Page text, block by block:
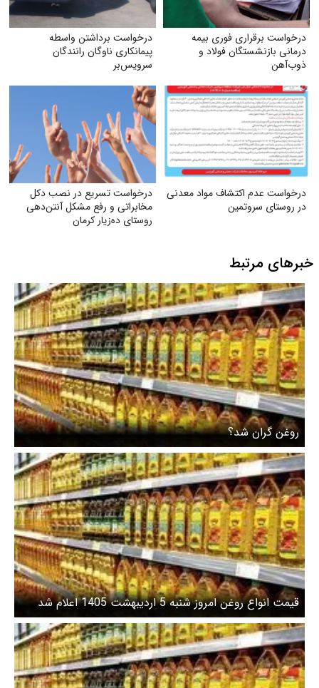
درخواست برقراری فوری بیمه
درمانی بازنشستگان فولاد و
ذوب‌آهن
درخواست برداشتن واسطه
پیمانکاری ناوگان رانندگان
سرویس‌بر
درخواست عدم اکتشاف مواد معدنی
در روستای سروتمین
درخواست تسریع در نصب دکل
مخابراتی و رفع مشکل آنتن‌دهی
روستای ده‌زیار کرمان
خبرهای مرتبط
روغن گران شد؟
قیمت انواع روغن امروز شنبه 5 اردیبهشت 1405 اعلام شد